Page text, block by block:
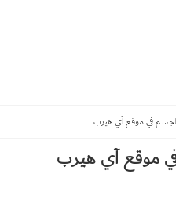
في موقع آي هيرب
موقع آي هيرب